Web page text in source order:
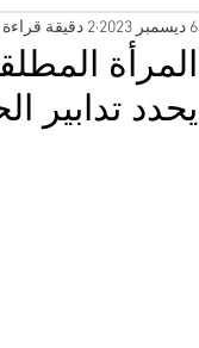
المرأة
يحدد تدابير
6 ديسمبر 2023 2 دقيقة قراءة